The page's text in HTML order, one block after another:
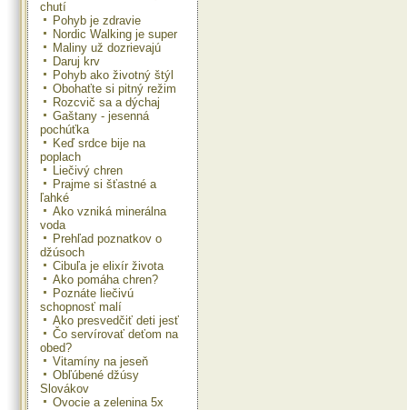
chutí
Pohyb je zdravie
Nordic Walking je super
Maliny už dozrievajú
Daruj krv
Pohyb ako životný štýl
Obohaťte si pitný režim
Rozcvič sa a dýchaj
Gaštany - jesenná
pochúťka
Keď srdce bije na
poplach
Liečivý chren
Prajme si šťastné a
ľahké
Ako vzniká minerálna
voda
Prehľad poznatkov o
džúsoch
Cibuľa je elixír života
Ako pomáha chren?
Poznáte liečivú
schopnosť malí
Ako presvedčiť deti jesť
Čo servírovať deťom na
obed?
Vitamíny na jeseň
Obľúbené džúsy
Slovákov
Ovocie a zelenina 5x